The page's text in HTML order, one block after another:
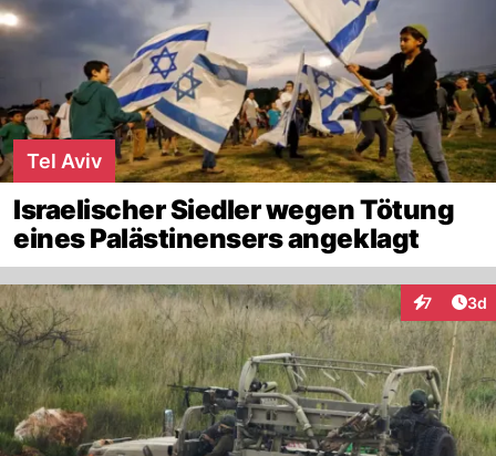
Tel Aviv
Israelischer Siedler wegen Tötung
eines Palästinensers angeklagt
7 3d